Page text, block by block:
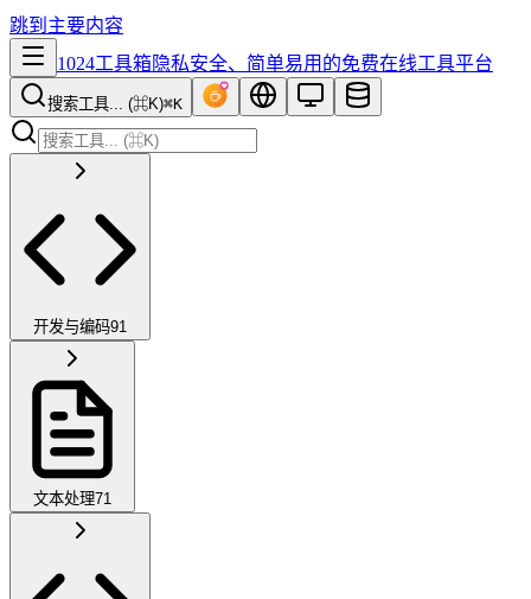
跳到主要内容
1024工具箱隐私安全、简单易用的免费在线工具平台
搜索工具... (⌘K)⌘K
开发与编码91
文本处理71